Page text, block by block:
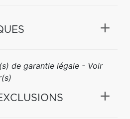
de garantie légale - Voir